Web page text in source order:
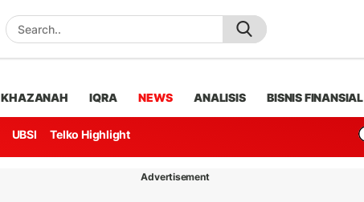
KHAZANAH IQRA NEWS ANALISIS BISNIS FINANSIAL
UBSI Telko Highlight
Advertisement